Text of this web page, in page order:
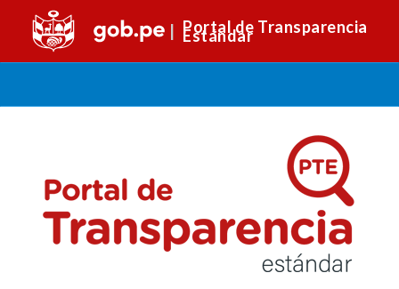
Portal de Transparencia
Estándar